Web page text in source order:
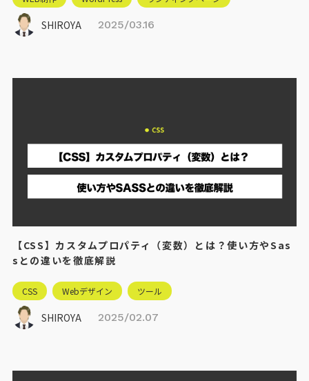
SHIROYA 2025/03.16
【CSS】カスタムプロパティ（変数）とは？使い方やSas
sとの違いを徹底解説
CSS Webデザイン ツール
SHIROYA 2025/02.07